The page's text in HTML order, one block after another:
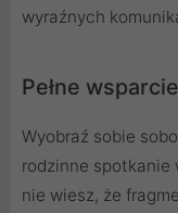
wyraźnych
Pełne
Wyobraź sobie
rodzinne spotkanie
nie wiesz, że